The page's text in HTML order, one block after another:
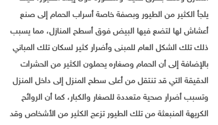
يلجأ الكثير من الطيور وبصفة خاصة أسراب الحمام إلى صنع
أعشاش لها لتضع فيها البيض فوق أسطح المنازل، مما يسبب
ذلك تلك الشكل العام للمبنى وأضرار كثير لسكان تلك المباني
بالإضافة إلى أن الحمام وصغاره يحملون الكثير من الحشرات
الدقيقة التي قد تنتقل من أعلى سطح المنزل إلى داخل المنزل
وتسبب أضرار صحية متعددة للصغار والكبار، كما أن الروائح
الكريهة المنبعثة من تلك الطيور تزعج الكثير من الأشخاص وقد